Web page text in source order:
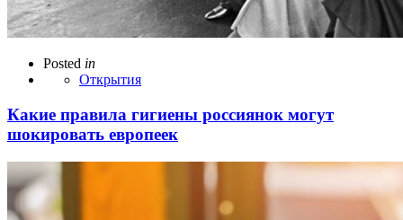
Posted in
Открытия
Какие правила гигиены россиянок могут
шокировать европеек